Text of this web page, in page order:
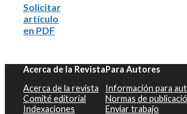
Solicitar
artículo
en PDF
Acerca de la Revista
Acerca de la revista
Comité editorial
Indexaciones
Para Autores
Información para
Normas de
Enviar trabajo